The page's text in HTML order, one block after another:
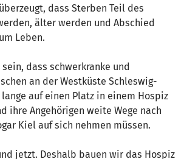
dass Sterben Teil des
älter werden und Abschied
Leben.
dass schwerkranke und
an der Westküste Schleswig-
auf einen Platz in einem Hospiz
ihre Angehörigen weite Wege nach
Kiel auf sich nehmen müssen.
jetzt. Deshalb bauen wir das Hospiz